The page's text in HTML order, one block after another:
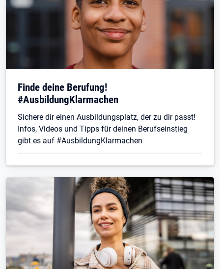
Finde deine Berufung!
#AusbildungKlarmachen
Sichere dir einen Ausbildungsplatz, der zu dir passt!
Infos, Videos und Tipps für deinen Berufseinstieg
gibt es auf #AusbildungKlarmachen